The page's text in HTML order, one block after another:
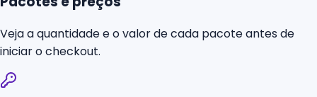
Veja a quantidade e o valor de cada pacote antes de
iniciar o checkout.